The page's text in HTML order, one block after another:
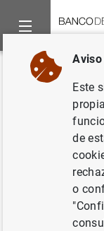
Inicio Noticias y
Volver
Avance
en
SITUACIÓN
Este
de
o